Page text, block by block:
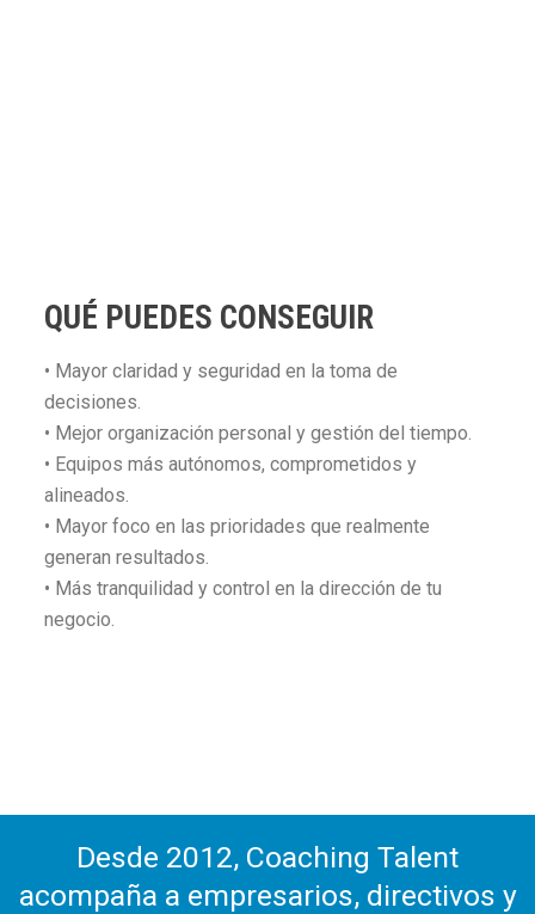
QUÉ PUEDES CONSEGUIR
• Mayor claridad y seguridad en la toma de
decisiones.
• Mejor organización personal y gestión del tiempo.
• Equipos más autónomos, comprometidos y
alineados.
• Mayor foco en las prioridades que realmente
generan resultados.
• Más tranquilidad y control en la dirección de tu
negocio.
Desde 2012, Coaching Talent
acompaña a empresarios, directivos y